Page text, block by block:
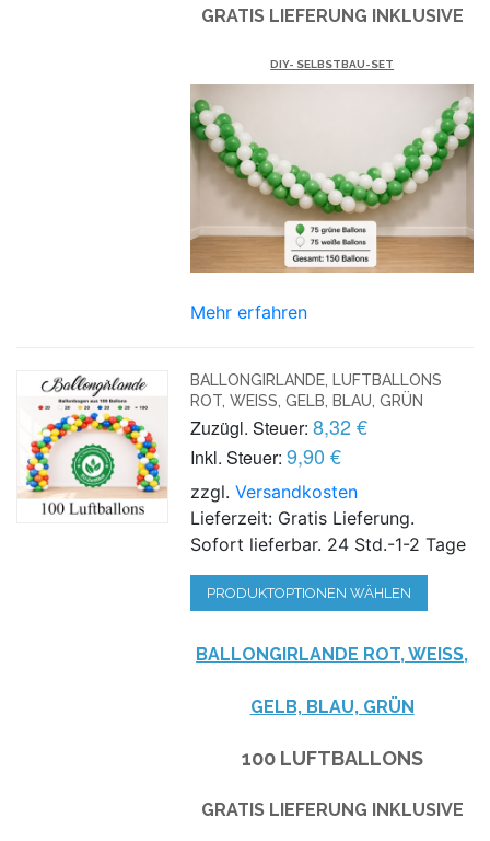
GRATIS LIEFERUNG INKLUSIVE
DIY- SELBSTBAU-SET
Mehr erfahren
BALLONGIRLANDE, LUFTBALLONS
ROT, WEISS, GELB, BLAU, GRÜN
Zuzügl. Steuer: 8,32 €
Inkl. Steuer: 9,90 €
zzgl.Versandkosten
Lieferzeit: Gratis Lieferung.
Sofort lieferbar. 24 Std.-1-2 Tage
PRODUKTOPTIONEN WÄHLEN
BALLONGIRLANDE ROT, WEISS, G
ELB, BLAU, GRÜN
100 LUFTBALLONS
GRATIS LIEFERUNG INKLUSIVE